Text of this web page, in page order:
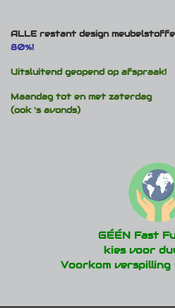
ALLE restant design
80%!
Uitsluitend geopend op afspraak!
Maandag tot en met zaterdag
(ook 's avonds)
GÉÉN Fast
kies voor
Voorkom verspilling